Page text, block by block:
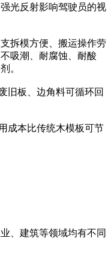
光反射影响驾驶员的视
拆模方便、搬运操作劳
吸潮、耐腐蚀、耐酸
。
旧板、边角料可循环回
成本比传统木模板可节
、建筑等领域均有不同